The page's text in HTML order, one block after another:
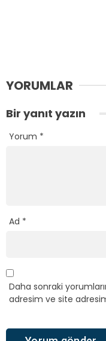
YORUMLAR
Bir yanıt yazın
Yorum *
Ad *
Daha sonraki
adresim ve site